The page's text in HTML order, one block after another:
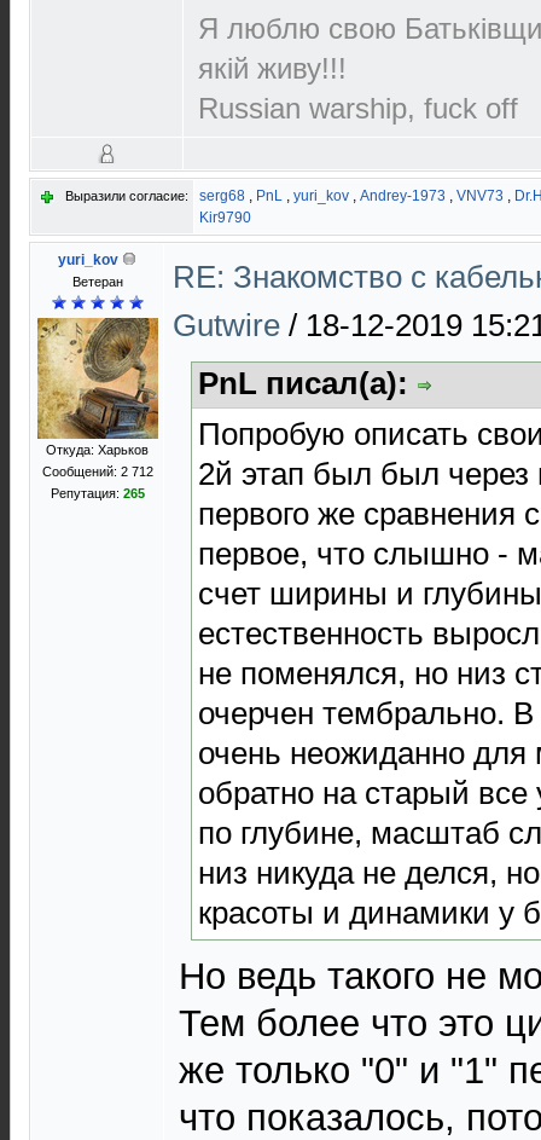
Я люблю свою
якій живу!!!
Russian warship, fuck off
Выразили согласие: serg68 , PnL , yuri_kov , Andrey-1973 , VNV73 ,
Kir9790
yuri_kov
Ветеран
Откуда: Харьков
Сообщений: 2 712
Репутация: 265
RE: Знакомство с
Gutwire / 18-12-2019
PnL писал(а):
Попробую описать
2й этап был был
первого же сравнения
первое, что слышно -
счет ширины и
естественность
не поменялся, но низ
очерчен тембрально.
очень неожиданно
обратно на старый
по глубине, масштаб
низ никуда не делся,
красоты и динамики у
Но ведь такого не
Тем более что это
же только "0" и "1"
что показалось,